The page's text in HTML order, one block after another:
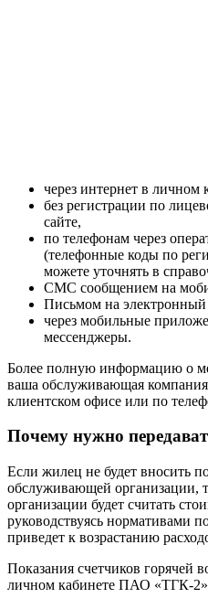
через интернет в личном
без регистрации по
сайте,
по телефонам через
(телефонные коды по
можете уточнять в
СМС сообщением на
Письмом на
через мобильные
мессенджеры.
Более полную информацию о
ваша обслуживающая
клиентском офисе или по
Почему нужно
Если жилец не будет вносить
обслуживающей организации,
организации будет считать
руководствуясь нормативами
приведет к возрастанию
Показания счетчиков горячей
личном кабинете ПАО «ТГК-2»